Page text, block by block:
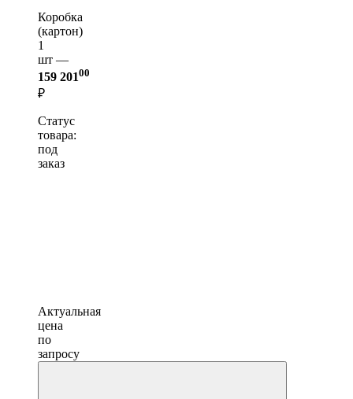
Коробка
(картон)
1
шт —
159 20100
₽
Статус
товара:
под
заказ
Актуальная
цена
по
запросу